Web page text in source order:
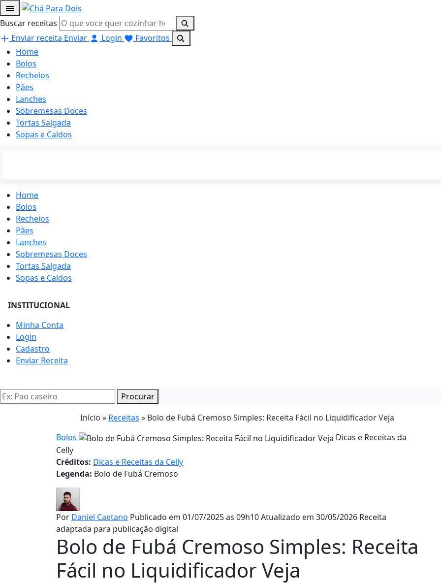
Buscar receitas
Enviar receita Enviar Login
Favoritos
Home
Bolos
Recheios
Pães
Lanches
Sobremesas Doces
Tortas Salgada
Sopas e Caldos
Home
Bolos
Recheios
Pães
Lanches
Sobremesas Doces
Tortas Salgada
Sopas e Caldos
INSTITUCIONAL
Minha Conta
Login
Cadastro
Enviar Receita
Procurar
Início » Receitas » Bolo de Fubá Cremoso Simples: Receita Fácil no Liquidificador Veja
Bolos
Dicas e Receitas da
Celly
Créditos: Dicas e Receitas da Celly
Legenda: Bolo de Fubá Cremoso
Por Daniel Caetano Publicado em 01/07/2025 as 09h10Atualizado em 30/05/2026 Receita
adaptada para publicação digital
Bolo de Fubá Cremoso Simples: Receita
Fácil no Liquidificador Veja